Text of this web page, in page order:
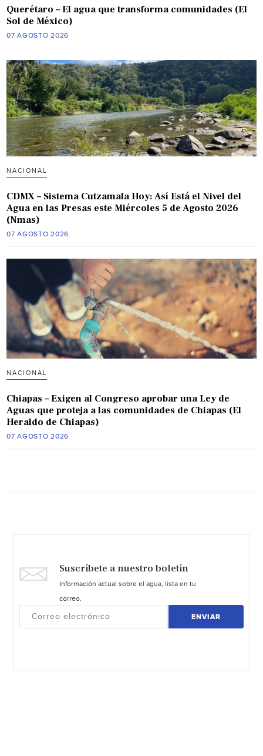
Querétaro – El agua que transforma comunidades (El
Sol de México)
07 AGOSTO 2026
NACIONAL
CDMX – Sistema Cutzamala Hoy: Así Está el Nivel del
Agua en las Presas este Miércoles 5 de Agosto 2026
(Nmas)
07 AGOSTO 2026
NACIONAL
Chiapas – Exigen al Congreso aprobar una Ley de
Aguas que proteja a las comunidades de Chiapas (El
Heraldo de Chiapas)
07 AGOSTO 2026
Suscríbete a nuestro boletín
Información actual sobre el agua, lista en tu
correo.
ENVIAR